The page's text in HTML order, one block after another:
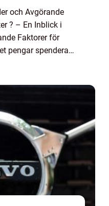
och Avgörande
? – En Inblick i
Faktorer för
pengar spenderar